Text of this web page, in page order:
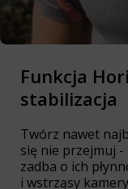
Funkcja
stabilizacja
Twórz nawet
się nie przejmuj
zadba o ich
i wstrząsy